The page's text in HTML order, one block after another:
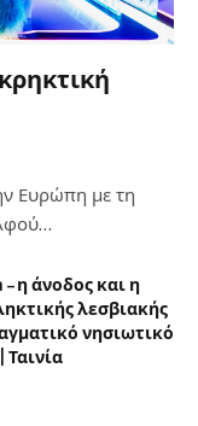
Ευρώπη με τη
η άνοδος και η
λεσβιακής
νησιωτικό
Ταινία